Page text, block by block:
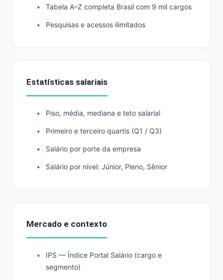
Tabela A–Z completa Brasil com 9 mil cargos
Pesquisas e acessos ilimitados
Estatísticas salariais
Piso, média, mediana e teto salarial
Primeiro e terceiro quartis (Q1 / Q3)
Salário por porte da empresa
Salário por nível: Júnior, Pleno, Sênior
Mercado e contexto
IPS — Índice Portal Salário (cargo e
segmento)